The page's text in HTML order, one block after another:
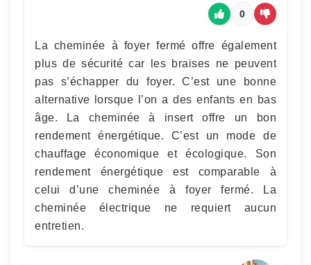
0
La cheminée à foyer fermé offre également
plus de sécurité car les braises ne peuvent
pas s’échapper du foyer. C’est une bonne
alternative lorsque l’on a des enfants en bas
âge. La cheminée à insert offre un bon
rendement énergétique. C’est un mode de
chauffage économique et écologique. Son
rendement énergétique est comparable à
celui d’une cheminée à foyer fermé. La
cheminée électrique ne requiert aucun
entretien.